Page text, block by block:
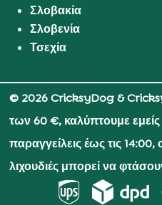
Σλοβακία
Σλοβενία
Τσεχία
© 2026 CricksyDog &
των 60 €, καλύπτουμε
παραγγείλεις έως τις
λιχουδιές μπορεί να